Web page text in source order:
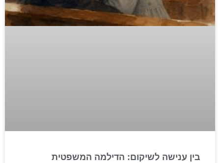
בין ענישה לשיקום: הדילמה המשפטית